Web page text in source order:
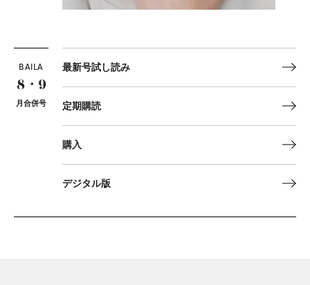
BAILA
8・9
月合併号
最新号試し読み
定期購読
購入
デジタル版